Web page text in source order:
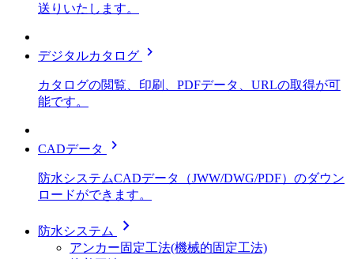
送りいたします。
デジタルカタログ chevron_right
カタログの閲覧、印刷、PDFデータ、URLの取得が可
能です。
CADデータ chevron_right
防水システムCADデータ（JWW/DWG/PDF）のダウン
ロードができます。
防水システム chevron_right
アンカー固定工法(機械的固定工法)